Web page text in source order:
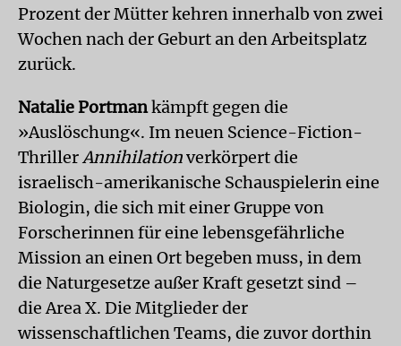
Prozent der Mütter kehren innerhalb von zwei
Wochen nach der Geburt an den Arbeitsplatz
zurück.
Natalie Portmankämpft gegen die
»Auslöschung«. Im neuen Science-Fiction-
Thriller Annihilationverkörpert die
israelisch-amerikanische Schauspielerin eine
Biologin, die sich mit einer Gruppe von
Forscherinnen für eine lebensgefährliche
Mission an einen Ort begeben muss, in dem
die Naturgesetze außer Kraft gesetzt sind –
die Area X. Die Mitglieder der
wissenschaftlichen Teams, die zuvor dorthin